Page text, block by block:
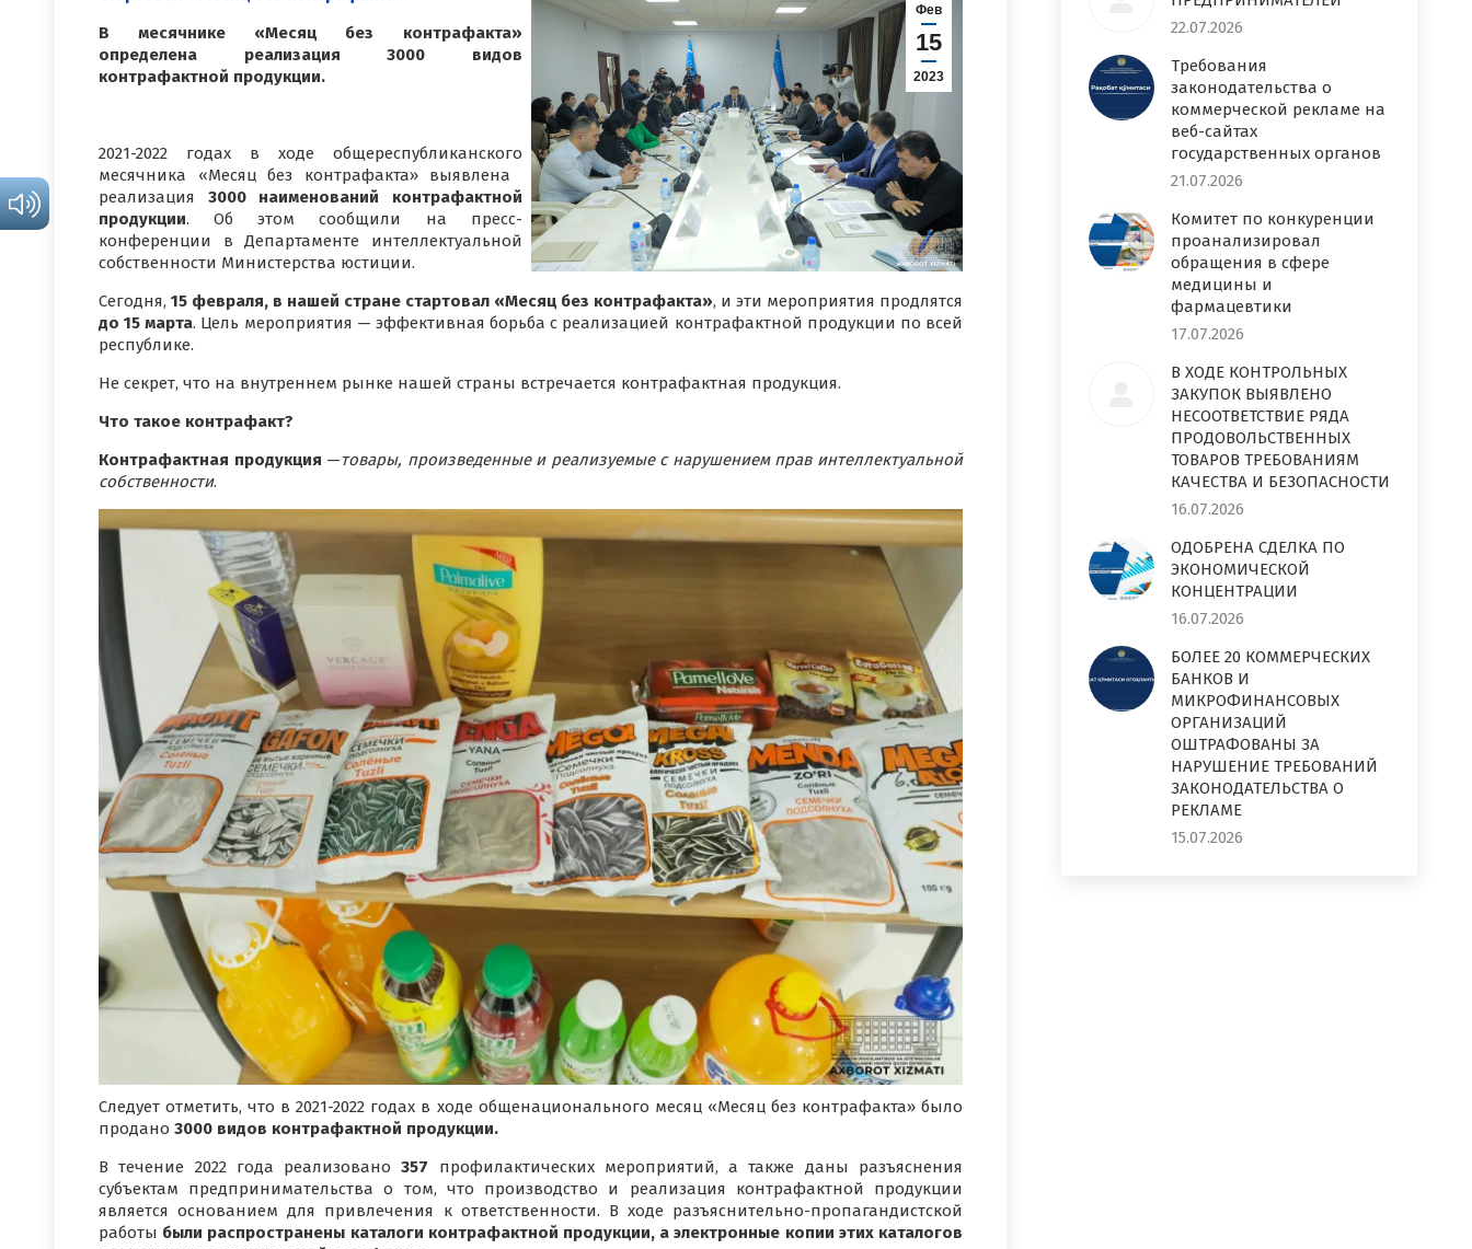
Фев
15
2023
В месячнике «Месяц без контрафакта»
определена реализация 3000 видов
контрафактной продукции.
2021-2022 годах в ходе общереспубликанского
месячника «Месяц без контрафакта» выявлена ​​
реализация 3000 наименований контрафактной
продукции. Об этом сообщили на пресс-
конференции в Департаменте интеллектуальной
собственности Министерства юстиции.
Сегодня, 15 февраля, в нашей стране стартовал «Месяц без контрафакта», и эти мероприятия продлятся
до 15 марта. Цель мероприятия — эффективная борьба с реализацией контрафактной продукции по всей
республике.
Не секрет, что на внутреннем рынке нашей страны встречается контрафактная продукция.
Что такое контрафакт?
Контрафактная продукция —товары, произведенные и реализуемые с нарушением прав интеллектуальной
собственности.
Следует отметить, что в 2021-2022 годах в ходе общенационального месяц «Месяц без контрафакта» было
продано 3000 видов контрафактной продукции.
В течение 2022 года реализовано357 профилактических мероприятий, а также даны разъяснения
субъектам предпринимательства о том, что производство и реализация контрафактной продукции
является основанием для привлечения к ответственности. В ходе разъяснительно-пропагандистской
работы были распространены каталоги контрафактной продукции, а электронные копии этих каталогов
22.07.2026
Требования
законодательства о
коммерческой рекламе на
веб-сайтах
государственных органов
21.07.2026
Комитет по конкуренции
проанализировал
обращения в сфере
медицины и
фармацевтики
17.07.2026
В ХОДЕ КОНТРОЛЬНЫХ
ЗАКУПОК ВЫЯВЛЕНО
НЕСООТВЕТСТВИЕ РЯДА
ПРОДОВОЛЬСТВЕННЫХ
ТОВАРОВ ТРЕБОВАНИЯМ
КАЧЕСТВА И БЕЗОПАСНОСТИ
16.07.2026
ОДОБРЕНА СДЕЛКА ПО
ЭКОНОМИЧЕСКОЙ
КОНЦЕНТРАЦИИ
16.07.2026
БОЛЕЕ 20 КОММЕРЧЕСКИХ
БАНКОВ И
МИКРОФИНАНСОВЫХ
ОРГАНИЗАЦИЙ
ОШТРАФОВАНЫ ЗА
НАРУШЕНИЕ ТРЕБОВАНИЙ
ЗАКОНОДАТЕЛЬСТВА О
РЕКЛАМЕ
15.07.2026